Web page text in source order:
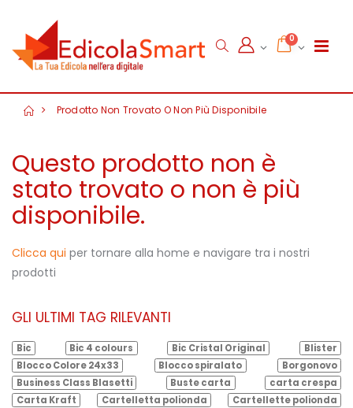
0
Prodotto Non Trovato O Non Più Disponibile
Questo prodotto non è
stato trovato o non è più
disponibile.
Clicca qui per tornare alla home e navigare tra i nostri
prodotti
GLI ULTIMI TAG RILEVANTI
Bic Bic 4 colours Bic Cristal Original
Blister
Blocco Colore 24x33
Blocco spiralato
Borgonovo
Business Class Blasetti
Buste carta
carta crespa
Carta Kraft
Cartelletta polionda
Cartellette polionda